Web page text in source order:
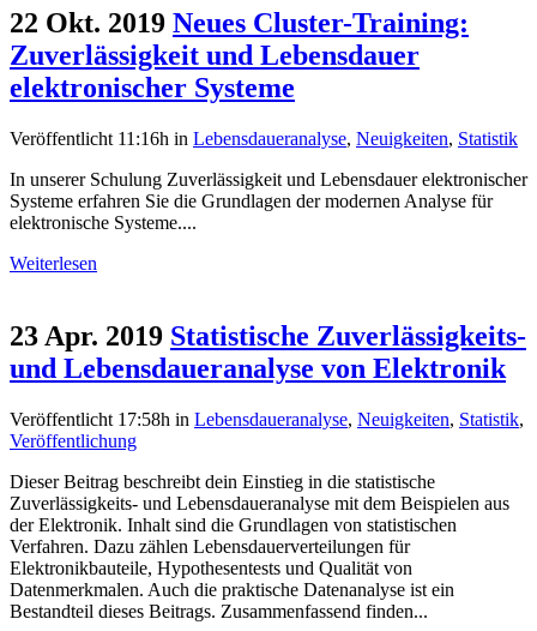
22 Okt. 2019 Neues Cluster-Training:
Zuverlässigkeit und Lebensdauer
elektronischer Systeme
Veröffentlicht 11:16h in Lebensdaueranalyse, Neuigkeiten, Statistik
In unserer Schulung Zuverlässigkeit und Lebensdauer elektronischer
Systeme erfahren Sie die Grundlagen der modernen Analyse für
elektronische Systeme....
Weiterlesen
23 Apr. 2019 Statistische Zuverlässigkeits-
und Lebensdaueranalyse von Elektronik
Veröffentlicht 17:58h in Lebensdaueranalyse, Neuigkeiten, Statistik,
Veröffentlichung
Dieser Beitrag beschreibt dein Einstieg in die statistische
Zuverlässigkeits- und Lebensdaueranalyse mit dem Beispielen aus
der Elektronik. Inhalt sind die Grundlagen von statistischen
Verfahren. Dazu zählen Lebensdauerverteilungen für
Elektronikbauteile, Hypothesentests und Qualität von
Datenmerkmalen. Auch die praktische Datenanalyse ist ein
Bestandteil dieses Beitrags. Zusammenfassend finden...